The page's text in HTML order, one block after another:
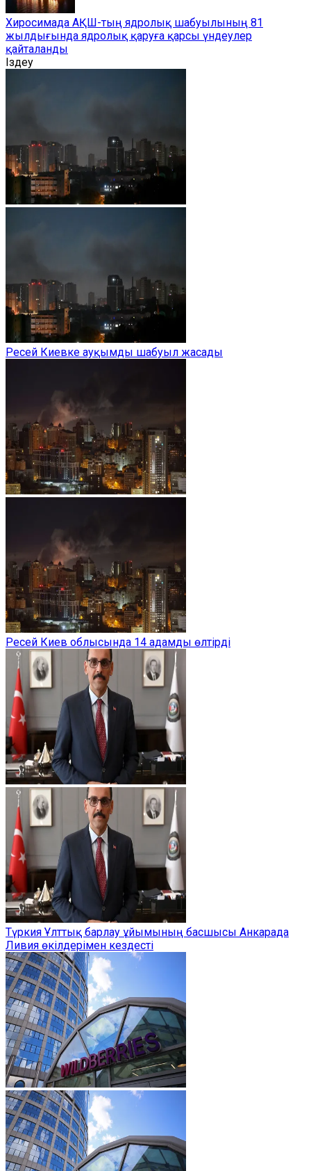
Хиросимада АҚШ-тың ядролық шабуылының 81
жылдығында ядролық қаруға қарсы үндеулер
қайталанды
Іздеу
Ресей Киевке ауқымды шабуыл жасады
Ресей Киев облысында 14 адамды өлтірді
Түркия Ұлттық барлау ұйымының басшысы Анкарада
Ливия өкілдерімен кездесті